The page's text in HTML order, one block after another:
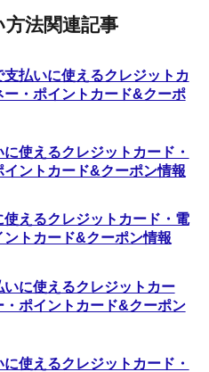
法関連記事
支払いに使えるクレジットカ
ー・ポイントカード&クーポ
使えるクレジットカード・
イントカード&クーポン情報
えるクレジットカード・電
トカード&クーポン情報
いに使えるクレジットカー
・ポイントカード&クーポン
使えるクレジットカード・